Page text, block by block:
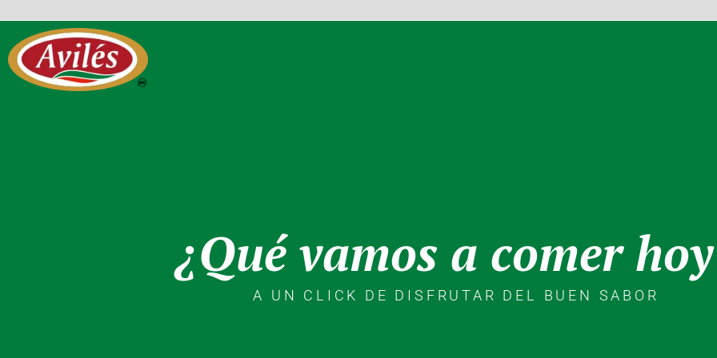
¿Qué vamos a comer
A UN CLICK DE DISFRUTAR DEL BUEN SABOR